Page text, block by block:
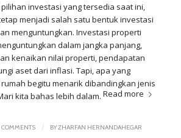
investasi yang tersedia saat ini,
menjadi salah satu bentuk investasi
menguntungkan. Investasi properti
dalam jangka panjang,
kenaikan nilai properti, pendapatan
aset dari inflasi. Tapi, apa yang
begitu menarik dibandingkan jenis
kita bahas lebih dalam. Read more
/ BYZHARFAN HERNANDAHEGAR